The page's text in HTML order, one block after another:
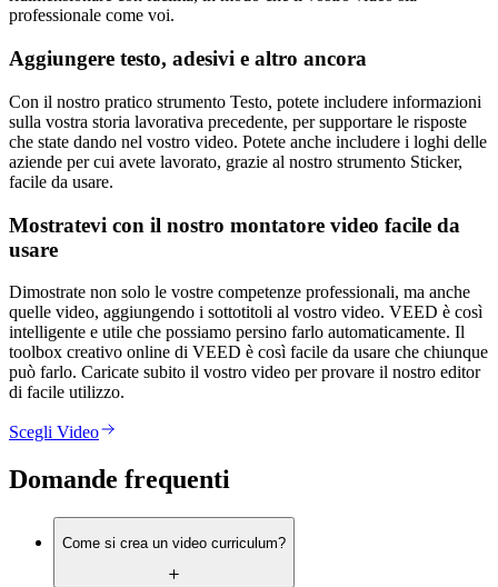
professionale come voi.
Aggiungere testo, adesivi e altro ancora
Con il nostro pratico strumento Testo, potete includere informazioni
sulla vostra storia lavorativa precedente, per supportare le risposte
che state dando nel vostro video. Potete anche includere i loghi delle
aziende per cui avete lavorato, grazie al nostro strumento Sticker,
facile da usare.
Mostratevi con il nostro montatore video facile da
usare
Dimostrate non solo le vostre competenze professionali, ma anche
quelle video, aggiungendo i sottotitoli al vostro video. VEED è così
intelligente e utile che possiamo persino farlo automaticamente. Il
toolbox creativo online di VEED è così facile da usare che chiunque
può farlo. Caricate subito il vostro video per provare il nostro editor
di facile utilizzo.
Scegli Video
Domande frequenti
Come si crea un video curriculum?